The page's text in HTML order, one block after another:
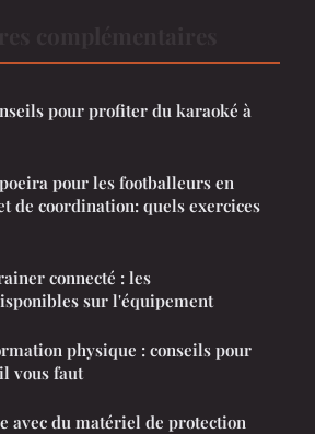
pour profiter du karaoké à
pour les footballeurs en
de coordination: quels exercices
connecté : les
sur l'équipement
physique : conseils pour
vous faut
avec du matériel de protection